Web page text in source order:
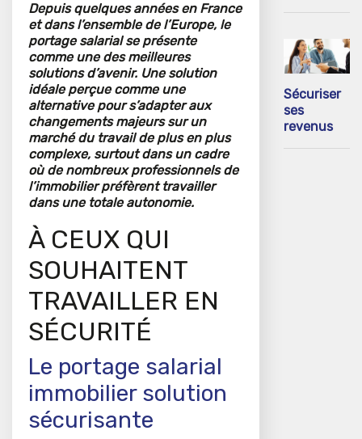
Depuis quelques années en France
et dans l’ensemble de l’Europe, le
portage salarial se présente
comme une des meilleures
solutions d’avenir. Une solution
idéale perçue comme une
alternative pour s’adapter aux
changements majeurs sur un
marché du travail de plus en plus
complexe, surtout dans un cadre
où de nombreux professionnels de
l’immobilier préfèrent travailler
dans une totale autonomie.
À CEUX QUI
SOUHAITENT
TRAVAILLER EN
SÉCURITÉ
Le portage salarial
immobilier solution
sécurisante
Sécuriser
ses
revenus